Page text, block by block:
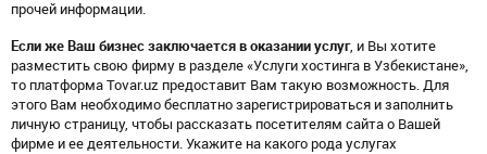
прочей информации.
Если же Ваш бизнес заключается в оказании услуг, и Вы хотите
разместить свою фирму в разделе «Услуги хостинга в Узбекистане»,
то платформа Tovar.uz предоставит Вам такую возможность. Для
этого Вам необходимо бесплатно зарегистрироваться и заполнить
личную страницу, чтобы рассказать посетителям сайта о Вашей
фирме и ее деятельности. Укажите на какого рода услугах